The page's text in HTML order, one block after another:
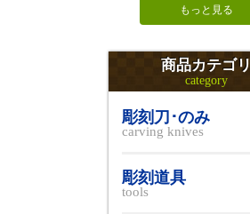
もっと見る
商品カテゴリ
category
彫刻刀･のみ
carving knives
彫刻道具
tools